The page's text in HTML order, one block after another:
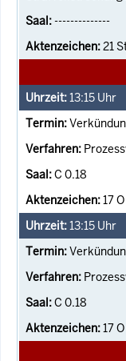
--------------
21
13:15 Uhr
C 0.18
17
13:15 Uhr
C 0.18
17